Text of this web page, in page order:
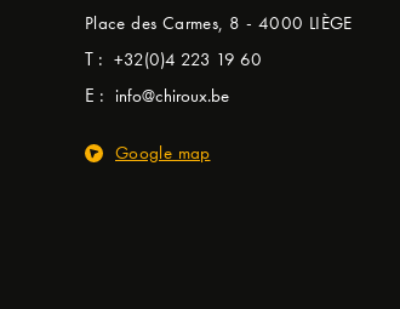
Place des Carmes, 8 - 4000 LIÈGE
T : +32(0)4 223 19 60
E : info@chiroux.be
Google map